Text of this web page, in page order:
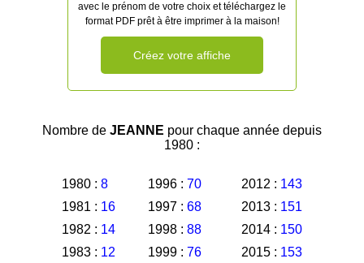
avec le prénom de votre choix et téléchargez le
format PDF prêt à être imprimer à la maison!
Créez votre affiche
Nombre de JEANNE pour chaque année depuis
1980 :
1980 : 8
1981 : 16
1982 : 14
1983 : 12
1996 : 70
1997 : 68
1998 : 88
1999 : 76
2012 : 143
2013 : 151
2014 : 150
2015 : 153